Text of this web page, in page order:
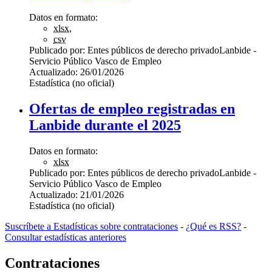
Datos en formato:
xlsx,
csv
Publicado por: Entes públicos de derecho privadoLanbide -
Servicio Público Vasco de Empleo
Actualizado: 26/01/2026
Estadística (no oficial)
Ofertas de empleo registradas en
Lanbide durante el 2025
Datos en formato:
xlsx
Publicado por: Entes públicos de derecho privadoLanbide -
Servicio Público Vasco de Empleo
Actualizado: 21/01/2026
Estadística (no oficial)
Suscríbete a Estadísticas sobre contrataciones - ¿Qué es RSS? -
Consultar estadísticas anteriores
Contrataciones